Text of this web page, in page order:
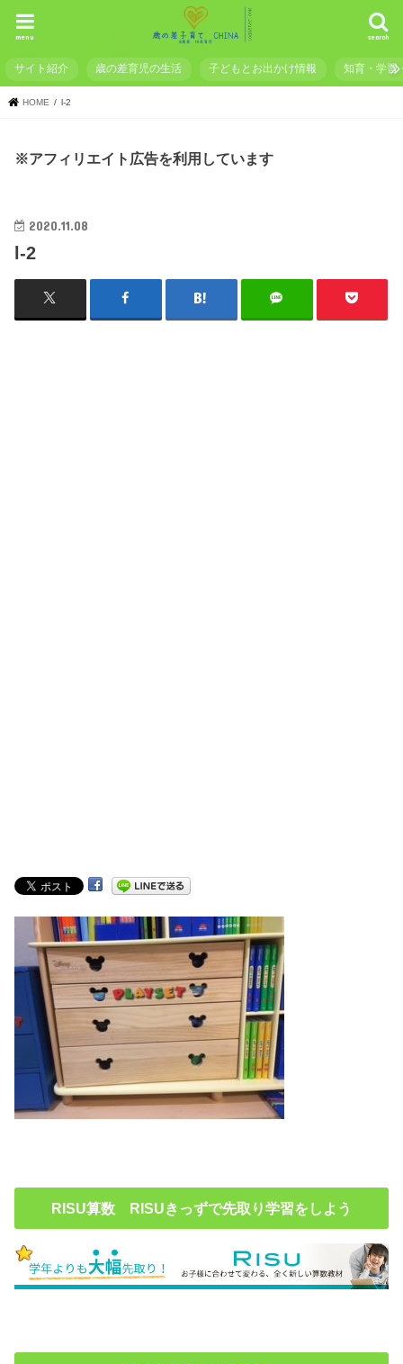
search
menu
サイト紹介 歳の差育児の生活 子どもとお出かけ情報 知育・学習
HOME l-2
※アフィリエイト広告を利用しています
2020.11.08
l-2
RISU算数 RISUきっずで先取り学習をしよう